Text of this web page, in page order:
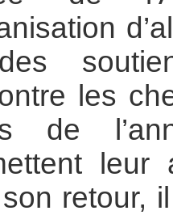
les
de
leur
retour,